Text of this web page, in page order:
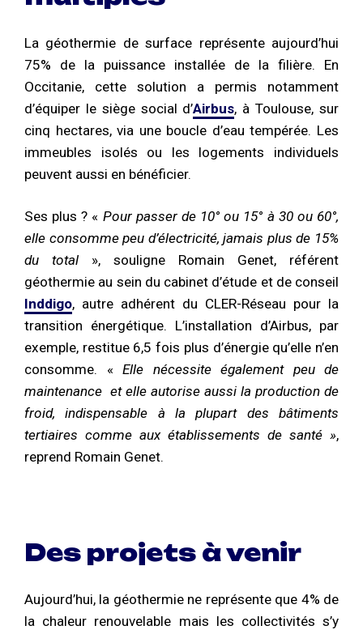
La géothermie de surface représente aujourd’hui
75% de la puissance installée de la filière. En
Occitanie, cette solution a permis notamment
d’équiper le siège social d’Airbus, à Toulouse, sur
cinq hectares, via une boucle d’eau tempérée. Les
immeubles isolés ou les logements individuels
peuvent aussi en bénéficier.
Ses plus ? « Pour passer de 10° ou 15° à 30 ou 60°,
elle consomme peu d’électricité, jamais plus de 15%
du total », souligne Romain Genet, référent
géothermie au sein du cabinet d’étude et de conseil
Inddigo, autre adhérent du CLER-Réseau pour la
transition énergétique. L’installation d’Airbus, par
exemple, restitue 6,5 fois plus d’énergie qu’elle n’en
consomme. « Elle nécessite également peu de
maintenance et elle autorise aussi la production de
froid, indispensable à la plupart des bâtiments
tertiaires comme aux établissements de santé »,
reprend Romain Genet.
Des projets à venir
Aujourd’hui, la géothermie ne représente que 4% de
la chaleur renouvelable mais les collectivités s’y